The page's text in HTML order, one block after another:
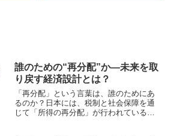
誰のための“再分配”か—未来を取
り戻す経済設計とは？
「再分配」という言葉は、誰のためにあ
るのか？日本には、税制と社会保障を通
じて「所得の再分配」が行われている、